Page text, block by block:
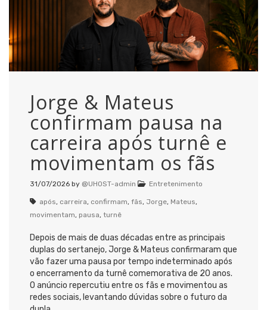
Jorge & Mateus
confirmam pausa na
carreira após turnê e
movimentam os fãs
31/07/2026 by @UHOST-admin Entretenimento
após, carreira, confirmam, fãs, Jorge, Mateus,
movimentam, pausa, turnê
Depois de mais de duas décadas entre as principais
duplas do sertanejo, Jorge & Mateus confirmaram que
vão fazer uma pausa por tempo indeterminado após
o encerramento da turnê comemorativa de 20 anos.
O anúncio repercutiu entre os fãs e movimentou as
redes sociais, levantando dúvidas sobre o futuro da